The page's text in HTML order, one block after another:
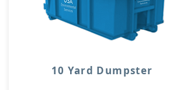
10 Yard Dumpster